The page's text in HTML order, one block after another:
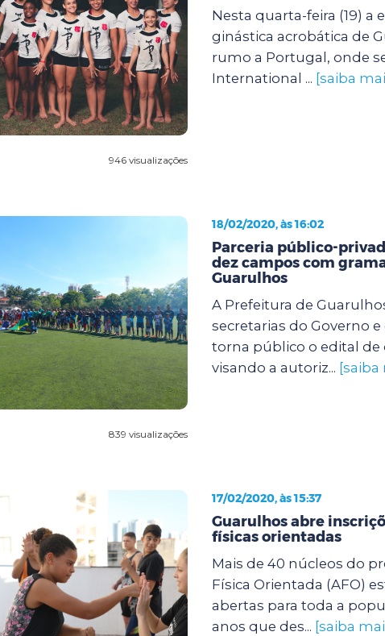
946 visualizações
Nesta quarta-feira (19) a
ginástica acrobática de
rumo a Portugal, onde
International ... [saiba
839 visualizações
18/02/2020, às 16:02
Parceria público-
dez campos com
Guarulhos
A Prefeitura de
secretarias do Governo e
torna público o edital
visando a autoriz... [saiba
17/02/2020, às 15:37
Guarulhos abre
físicas orientadas
Mais de 40 núcleos do
Física Orientada (AFO)
abertas para toda a
anos que des... [saiba